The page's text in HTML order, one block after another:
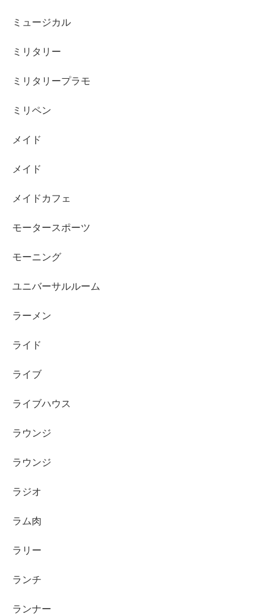
ミュージカル
ミリタリー
ミリタリープラモ
ミリペン
メイド
メイド
メイドカフェ
モータースポーツ
モーニング
ユニバーサルルーム
ラーメン
ライド
ライブ
ライブハウス
ラウンジ
ラウンジ
ラジオ
ラム肉
ラリー
ランチ
ランナー